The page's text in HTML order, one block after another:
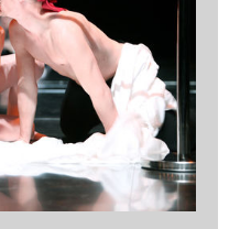
Vienna 2025